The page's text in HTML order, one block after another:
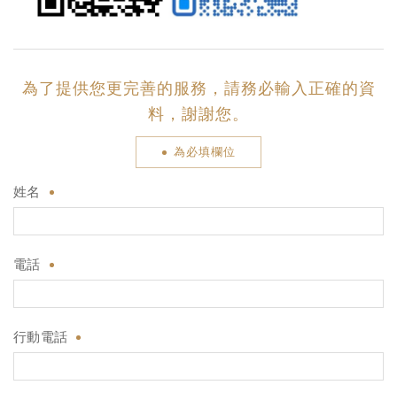
為了提供您更完善的服務，請務必輸入正確的資
料，謝謝您。
為必填欄位
姓名
電話
行動電話